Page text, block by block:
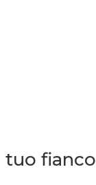
tuo fianco